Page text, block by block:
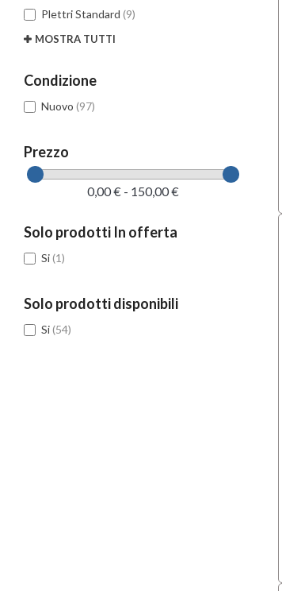
Plettri Standard (9)
MOSTRA TUTTI
Condizione
Nuovo (97)
Prezzo
0,00 € - 150,00 €
Solo prodotti In offerta
Si(1)
Solo prodotti disponibili
Si(54)